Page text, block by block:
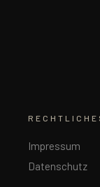
Impressum
Datenschutz